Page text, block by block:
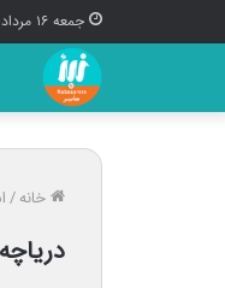
جمعه ۱۶ مرداد ۱۴۰۵
خانه/